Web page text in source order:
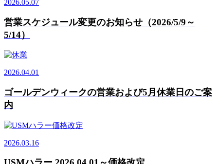
2026.05.07
営業スケジュール変更のお知らせ（2026/5/9～
5/14）
2026.04.01
ゴールデンウィークの営業および5月休業日のご案
内
2026.03.16